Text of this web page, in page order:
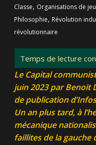
Classe, Organisations de
Philosophie, Révolution
révolutionnaire
Le Capital
juin 2023 par Benoit
de publication
Un an plus tard, à
mécanique
faillites de la